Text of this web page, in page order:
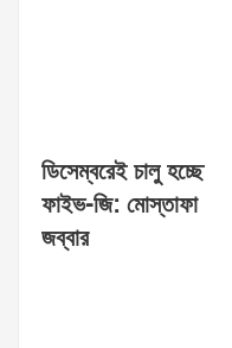
ডিসেম্বরেই চালু হচ্ছে
ফাইভ-জি: মোস্তাফা
জব্বার